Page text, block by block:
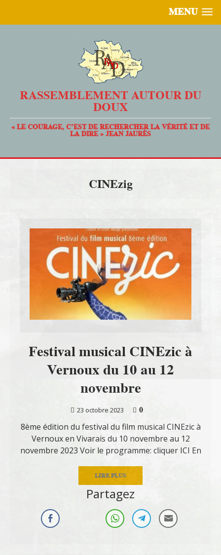
MENU
RASSEMBLEMENT AUTOUR DU
DOUX
« LE COURAGE, C’EST DE RECHERCHER LA VÉRITÉ ET DE
LA DIRE » JEAN JAURÈS
CINEzig
Festival musical CINEzic à
Vernoux du 10 au 12
novembre
23 octobre 2023
0
8ème édition du festival du film musical CINEzic à
Vernoux en Vivarais du 10 novembre au 12
novembre 2023 Voir le programme: cliquer ICI En
LIRE PLUS
Partagez